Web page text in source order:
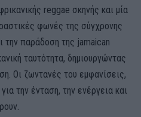
reggae σκηνής και μία
φωνές της σύγχρονης
την παράδοση της jamaican
ταυτότητα, δημιουργώντας
Οι ζωντανές του εμφανίσεις,
την ένταση, την ενέργεια και